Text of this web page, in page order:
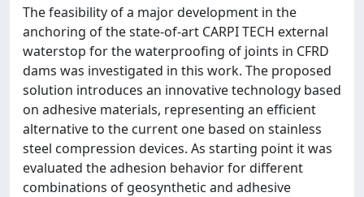
The feasibility of a major development in the
anchoring of the state-of-art CARPI TECH external
waterstop for the waterproofing of joints in CFRD
dams was investigated in this work. The proposed
solution introduces an innovative technology based
on adhesive materials, representing an efficient
alternative to the current one based on stainless
steel compression devices. As starting point it was
evaluated the adhesion behavior for different
combinations of geosynthetic and adhesive